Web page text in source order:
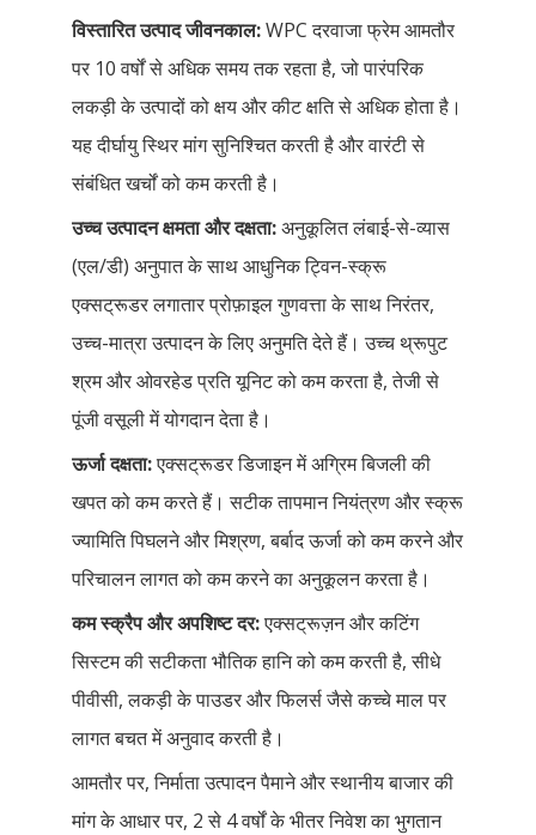
विस्तारित उत्पाद जीवनकाल:WPC दरवाजा फ्रेम आमतौर
पर 10 वर्षों से अधिक समय तक रहता है, जो पारंपरिक
लकड़ी के उत्पादों को क्षय और कीट क्षति से अधिक होता है।
यह दीर्घायु स्थिर मांग सुनिश्चित करती है और वारंटी से
संबंधित खर्चों को कम करती है।
उच्च उत्पादन क्षमता और दक्षता:अनुकूलित लंबाई-से-व्यास
(एल/डी) अनुपात के साथ आधुनिक ट्विन-स्क्रू
एक्सट्रूडर लगातार प्रोफ़ाइल गुणवत्ता के साथ निरंतर,
उच्च-मात्रा उत्पादन के लिए अनुमति देते हैं। उच्च थ्रूपुट
श्रम और ओवरहेड प्रति यूनिट को कम करता है, तेजी से
पूंजी वसूली में योगदान देता है।
ऊर्जा दक्षता:एक्सट्रूडर डिजाइन में अग्रिम बिजली की
खपत को कम करते हैं। सटीक तापमान नियंत्रण और स्क्रू
ज्यामिति पिघलने और मिश्रण, बर्बाद ऊर्जा को कम करने और
परिचालन लागत को कम करने का अनुकूलन करता है।
कम स्क्रैप और अपशिष्ट दर:एक्सट्रूज़न और कटिंग
सिस्टम की सटीकता भौतिक हानि को कम करती है, सीधे
पीवीसी, लकड़ी के पाउडर और फिलर्स जैसे कच्चे माल पर
लागत बचत में अनुवाद करती है।
आमतौर पर, निर्माता उत्पादन पैमाने और स्थानीय बाजार की
मांग के आधार पर, 2 से 4 वर्षों के भीतर निवेश का भुगतान